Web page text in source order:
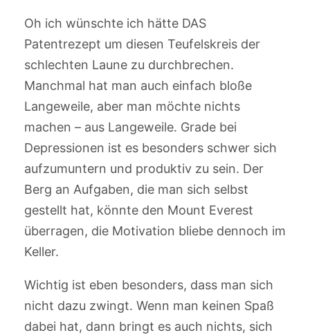
Oh ich wünschte ich hätte DAS
Patentrezept um diesen Teufelskreis der
schlechten Laune zu durchbrechen.
Manchmal hat man auch einfach bloße
Langeweile, aber man möchte nichts
machen – aus Langeweile. Grade bei
Depressionen ist es besonders schwer sich
aufzumuntern und produktiv zu sein. Der
Berg an Aufgaben, die man sich selbst
gestellt hat, könnte den Mount Everest
überragen, die Motivation bliebe dennoch im
Keller.
Wichtig ist eben besonders, dass man sich
nicht dazu zwingt. Wenn man keinen Spaß
dabei hat, dann bringt es auch nichts, sich